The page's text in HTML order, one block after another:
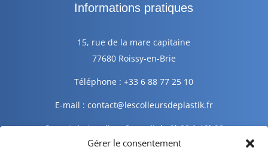
Gérer le consentement
Informations pratiques
15, rue de la mare capitaine
77680 Roissy-en-Brie
Téléphone : +33 6 88 77 25 10
E-mail : contact@lescolleursdeplastik.fr
Ouvert du Lundi au Samedi de 9h00 à 19h00